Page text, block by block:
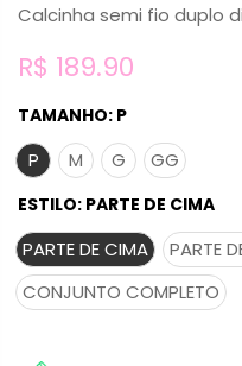
Calcinha semi fio duplo
R$ 189.90
TAMANHO: P
P M G GG
ESTILO: PARTE DE CIMA
PARTE DE CIMA
PARTE
CONJUNTO COMPLETO